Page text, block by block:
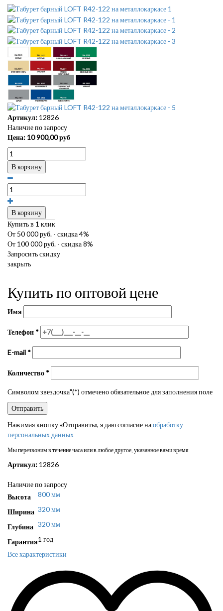
Артикул: 12826
Наличие по запросу
Цена: 10 900,00руб
В корзину
В корзину
Купить в 1 клик
От 50 000 руб. - скидка 4%
От 100 000 руб. - скидка 8%
Запросить скидку
закрыть
Купить по оптовой цене
Имя
Телефон *
E-mail *
Количество *
Символом звездочка"(*) отмечено обязательное для заполнения поле
Нажимая кнопку «Отправить», я даю согласие наобработку
персональных данных
Мы перезвоним в течение часа или в любое другое, указанное вами время
Артикул: 12826
Наличие по запросу
Высота
800 мм
Ширина 320 мм
Глубина 320 мм
Гарантия1 год
Все характеристики